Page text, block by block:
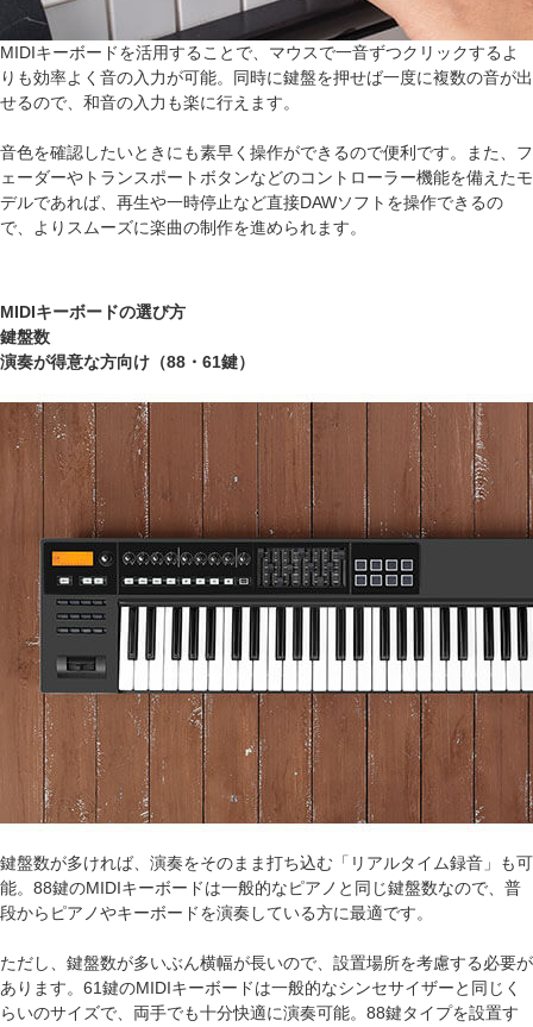
MIDIキーボードを活用することで、マウスで一音ずつクリックするよ
りも効率よく音の入力が可能。同時に鍵盤を押せば一度に複数の音が出
せるので、和音の入力も楽に行えます。
音色を確認したいときにも素早く操作ができるので便利です。また、フ
ェーダーやトランスポートボタンなどのコントローラー機能を備えたモ
デルであれば、再生や一時停止など直接DAWソフトを操作できるの
で、よりスムーズに楽曲の制作を進められます。
MIDIキーボードの選び方
鍵盤数
演奏が得意な方向け（88・61鍵）
鍵盤数が多ければ、演奏をそのまま打ち込む「リアルタイム録音」も可
能。88鍵のMIDIキーボードは一般的なピアノと同じ鍵盤数なので、普
段からピアノやキーボードを演奏している方に最適です。
ただし、鍵盤数が多いぶん横幅が長いので、設置場所を考慮する必要が
あります。61鍵のMIDIキーボードは一般的なシンセサイザーと同じく
らいのサイズで、両手でも十分快適に演奏可能。88鍵タイプを設置す